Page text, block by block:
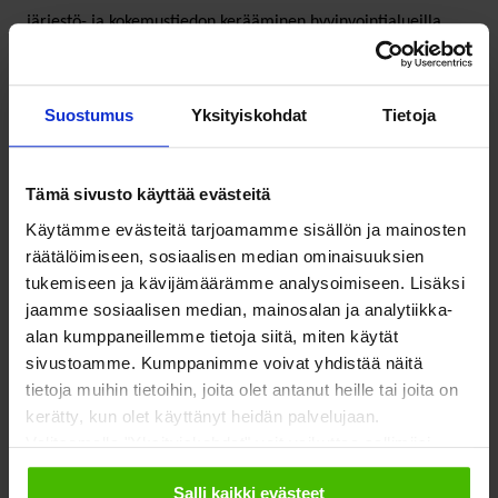
Suostumus Yksityiskohdat Tietoja
Tämä sivusto käyttää evästeitä
Käytämme evästeitä tarjoamamme sisällön ja mainosten
räätälöimiseen, sosiaalisen median ominaisuuksien
tukemiseen ja kävijämäärämme analysoimiseen. Lisäksi
jaamme sosiaalisen median, mainosalan ja analytiikka-
alan kumppaneillemme tietoja siitä, miten käytät
sivustoamme. Kumppanimme voivat yhdistää näitä
tietoja muihin tietoihin, joita olet antanut heille tai joita on
kerätty, kun olet käyttänyt heidän palvelujaan.
Valitsemalla "Yksityiskohdat" voit vaikuttaa sallimiisi
evästeisiin.
Salli kaikki evästeet
järjestö- ja kokemustiedon kerääminen hyvinvointialueilla,
miten valtakunnalliset järjestöt voivat toimia tämän tiedon
kokoamisen tukena ja miten rakennetaan kanavat, joissa
paikallinen ja alueellinen järjestö- ja kokemustieto muuttuu
valtakunnalliseksi ymmärrykseksi ja vaikuttamiseksi
Tähän tarvitaan kokonaan uusia lähestymistapoja, vahvaa
vuoropuhelua ja yhteistä sopimista.
Hyvinvointialueista
huolimatta ihmiset
asuvat yhä kunnissa